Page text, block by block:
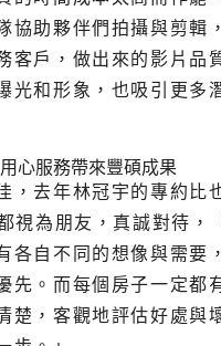
協助夥伴們拍攝與剪輯
客戶，做出來的影片品
光和形象，也吸引更多
心服務帶來豐碩成果
，去年林冠宇的專約比
視為朋友，真誠對待，
各自不同的想像與需要
先。而每個房子一定都
楚，客觀地評估好處與